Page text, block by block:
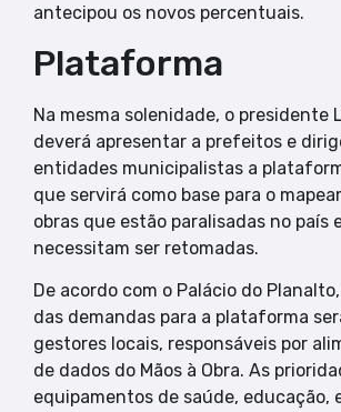
antecipou os novos percentuais.
Plataforma
Na mesma solenidade, o presidente
deverá apresentar a prefeitos e
entidades municipalistas a
que servirá como base para o
obras que estão paralisadas no país
necessitam ser retomadas.
De acordo com o Palácio do
das demandas para a plataforma
gestores locais, responsáveis por
de dados do Mãos à Obra. As
equipamentos de saúde, educação,